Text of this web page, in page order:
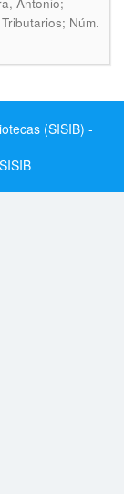
Núm.
(SISIB) -